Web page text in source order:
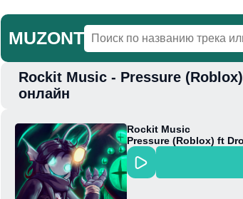
MUZONT
Главная
Rockit Music - Pressure
онлайн
Rockit Music
Pressure (Roblox) ft